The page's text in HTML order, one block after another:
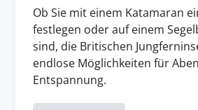
Ob Sie mit einem Katamaran
festlegen oder auf einem
sind, die Britischen
endlose Möglichkeiten für
Entspannung.